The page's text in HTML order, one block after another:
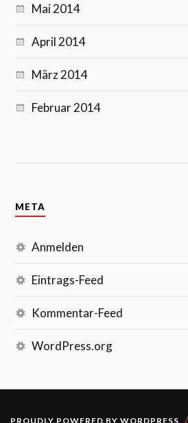
Mai 2014
April 2014
März 2014
Februar 2014
META
Anmelden
Eintrags-Feed
Kommentar-Feed
WordPress.org
PROUDLY POWERED BY WORDPRESS